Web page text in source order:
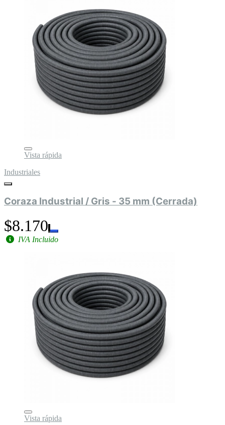
Vista rápida
Industriales
Coraza Industrial / Gris - 35 mm (Cerrada)
$8.170
IVA Incluido
Vista rápida